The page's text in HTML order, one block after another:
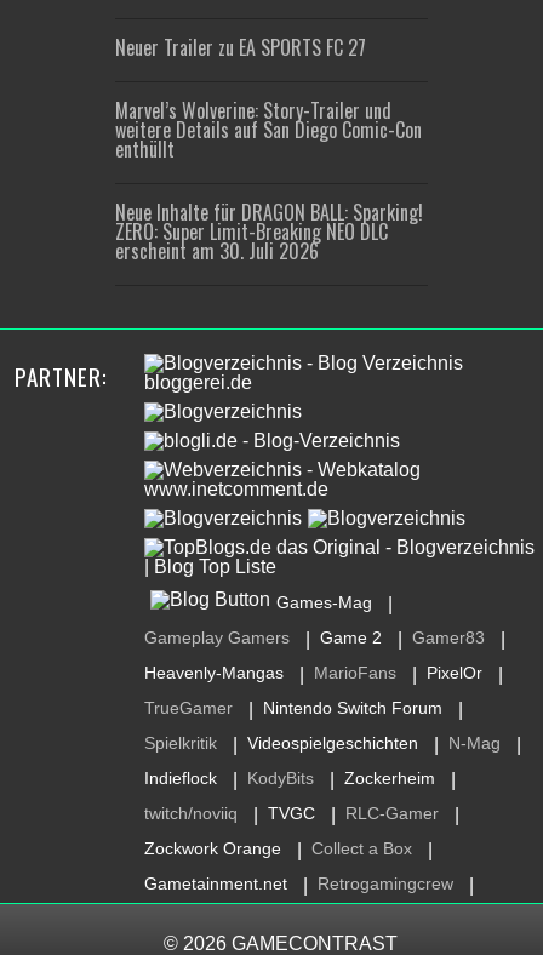
Neuer Trailer zu EA SPORTS FC 27
Marvel’s Wolverine: Story-Trailer und
weitere Details auf San Diego Comic-Con
enthüllt
Neue Inhalte für DRAGON BALL: Sparking!
ZERO: Super Limit-Breaking NEO DLC
erscheint am 30. Juli 2026
PARTNER:
Games-Mag
Gameplay Gamers Game 2 Gamer83
Heavenly-Mangas MarioFans PixelOr
TrueGamer Nintendo Switch Forum
Spielkritik Videospielgeschichten N-Mag
Indieflock KodyBits Zockerheim
twitch/noviiq TVGC RLC-Gamer
Zockwork Orange Collect a Box
Gametainment.net Retrogamingcrew
© 2026 GAMECONTRAST